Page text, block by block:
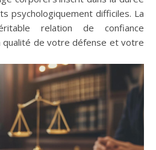
psychologiquement difficiles. La
relation de confiance
qualité de votre défense et votre